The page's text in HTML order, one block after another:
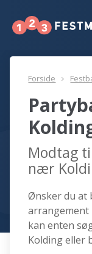
Forside
Modtag
nær
Ønsker du at
arrangement
kan enten
Kolding eller